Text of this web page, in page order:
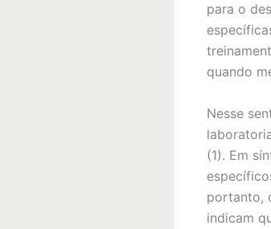
para o
quando
Nesse
(1). Em
portanto,
indicam